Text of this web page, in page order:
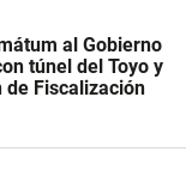
al Gobierno
túnel del Toyo y
Fiscalización